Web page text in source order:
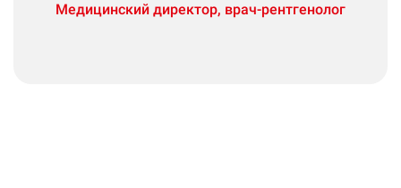
Медицинский директор, врач-рентгенолог